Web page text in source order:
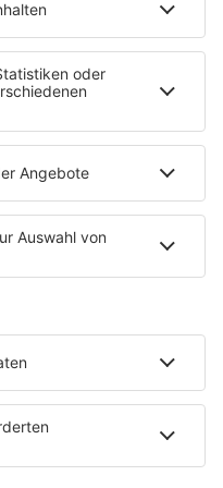
neues
Fahrradparkhaus
Klinik bietet es
auf dem …